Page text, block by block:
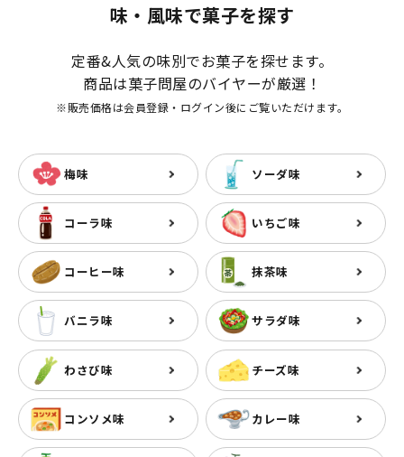
味・風味で菓子を探す
定番&人気の味別でお菓子を探せます。
商品は菓子問屋のバイヤーが厳選！
※販売価格は会員登録・ログイン後にご覧いただけます。
梅味 ソーダ味
コーラ味 いちご味
コーヒー味 抹茶味
バニラ味 サラダ味
わさび味 チーズ味
コンソメ味 カレー味